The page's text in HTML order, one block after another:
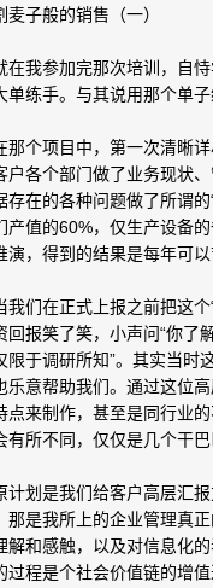
子般的销售（一）
参加完那次培训，自恃
单练手。与其说用那个单
项目中，第一次清晰详
户各个部门做了业务现状
存在的各种问题做了所谓
产值的60%，仅生产设备
演，得到的结果是每年可
在正式上报之前把这个“
回报笑了笑，小声问“你了
限于调研所知”。其实当时
乐意帮助我们。通过这位
点来制作，甚至是同行业
有所不同，仅仅是几个干
是我们给客户高层汇报
那是我所上的企业管理真
解和感触，以及对信息化
过程是个社会价值链的增